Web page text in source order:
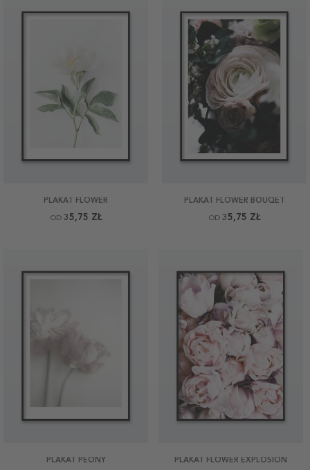
PLAKAT FLOWER
OD 35,75 ZŁ
PLAKAT FLOWER BOUQET
OD 35,75 ZŁ
PLAKAT PEONY
PLAKAT FLOWER EXPLOSION